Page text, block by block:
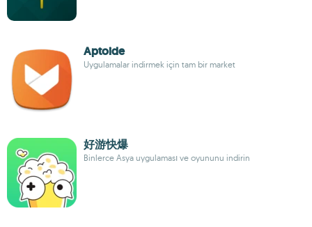
Aptoide
Uygulamalar indirmek için tam bir market
好游快爆
Binlerce Asya uygulaması ve oyununu indirin